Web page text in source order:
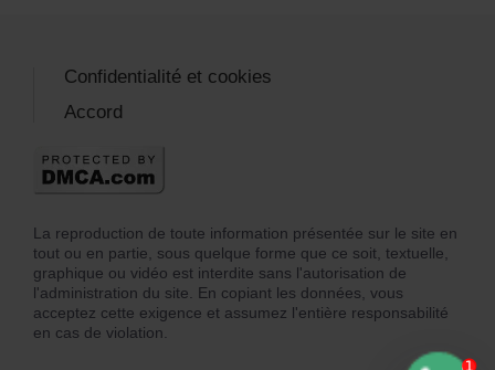
La reproduction de toute information présentée sur le site en
tout ou en partie, sous quelque forme que ce soit, textuelle,
graphique ou vidéo est interdite sans l'autorisation de
l'administration du site. En copiant les données, vous
acceptez cette exigence et assumez l'entière responsabilité
en cas de violation.
Confidentialité et cookies
Accord